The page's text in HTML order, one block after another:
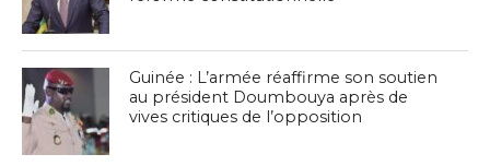
Guinée : L’armée réaffirme son soutien
au président Doumbouya après de
vives critiques de l’opposition